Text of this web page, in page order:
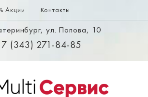
Акции Контакты
ул. Попова, 10
7 (343) 271-84-85